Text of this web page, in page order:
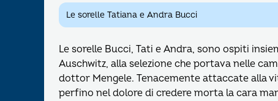
Le sorelle Tatiana e Andra Bucci
Le sorelle Bucci, Tati e Andra, sono ospiti
Auschwitz, alla selezione che portava nelle
dottor Mengele. Tenacemente attaccate alla
perfino nel dolore di credere morta la cara